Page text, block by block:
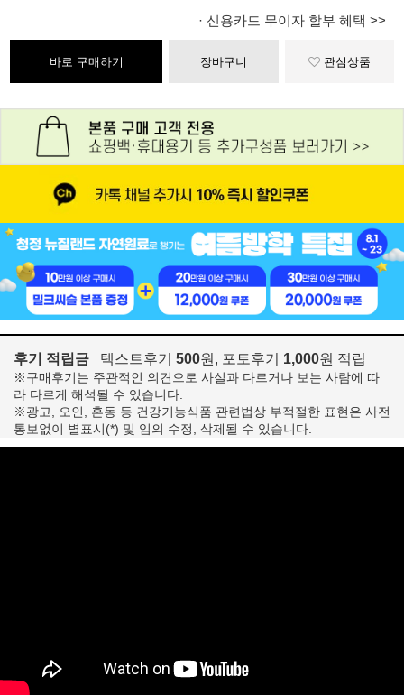
· 신용카드 무이자 할부 혜택 >>
바로 구매하기 장바구니 관심상품
후기 적립금 텍스트후기 500원, 포토후기 1,000원 적립
※구매후기는 주관적인 의견으로 사실과 다르거나 보는 사람에 따
라 다르게 해석될 수 있습니다.
※광고, 오인, 혼동 등 건강기능식품 관련법상 부적절한 표현은 사전
통보없이 별표시(*) 및 임의 수정, 삭제될 수 있습니다.